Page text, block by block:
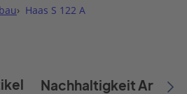
› Haas S 122 A
Nachhaltigkeit Artikel